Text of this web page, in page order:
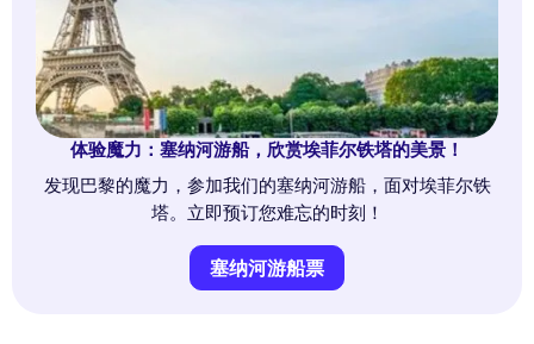
体验魔力：塞纳河游船，欣赏埃菲尔铁塔的美景！
发现巴黎的魔力，参加我们的塞纳河游船，面对埃菲尔铁
塔。立即预订您难忘的时刻！
塞纳河游船票